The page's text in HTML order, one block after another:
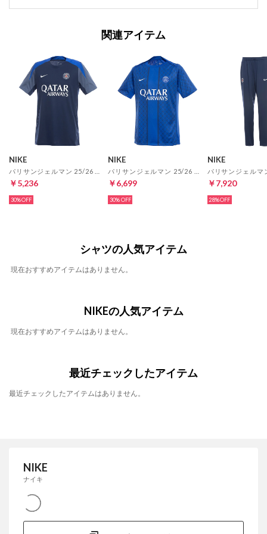
関連アイテム
NIKE
￥5,236
30%
NIKE
￥6,699
30%
NIKE
￥7,920
28%
シャツの人気アイテム
現在おすすめアイテムはありません。
NIKEの人気アイテム
現在おすすめアイテムはありません。
最近チェックしたアイテム
最近チェックしたアイテムはありません。
NIKE
ナイキ